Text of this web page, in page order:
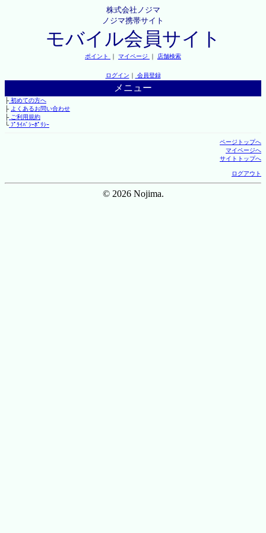
株式会社ノジマ
ノジマ携帯サイト
モバイル会員サイト
ポイント ｜ マイページ ｜ 店舗検索
ログイン ｜ 会員登録
メニュー
├初めての方へ
├ よくあるお問い合わせ
├ご利用規約
└ﾌﾟﾗｲﾊﾞｼｰﾎﾟﾘｼｰ
ページトップへ
マイページへ
サイトトップへ
ログアウト
© 2026 Nojima.